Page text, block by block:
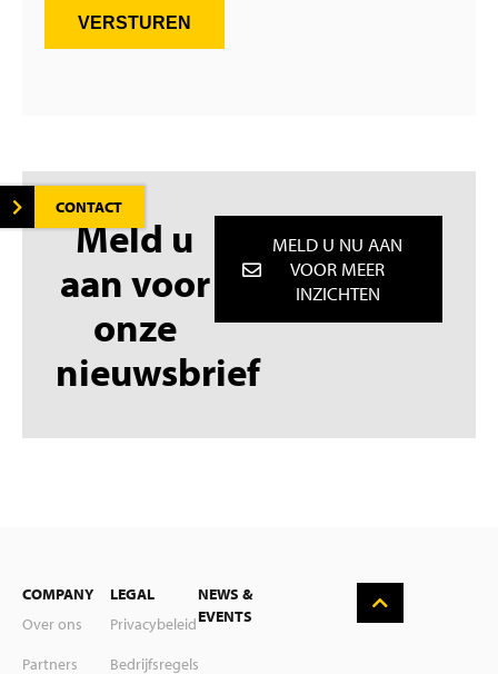
CONTACT
VERSTUREN
Meld u
aan voor
onze
nieuwsbrief
MELD U NU AAN
VOOR MEER
INZICHTEN
COMPANY
Over ons
Partners
LEGAL
Privacybeleid
Bedrijfsregels
NEWS &
EVENTS
Deutsch